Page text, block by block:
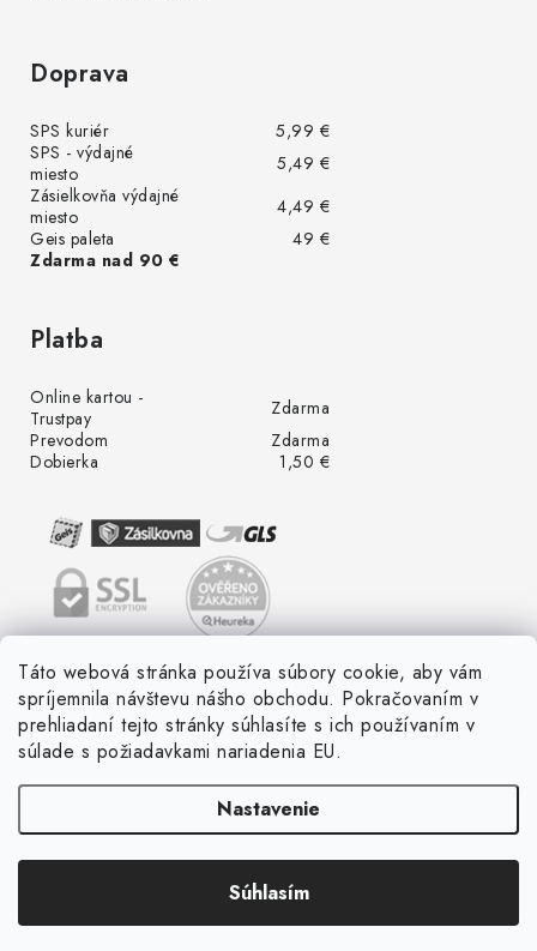
Táto webová stránka používa súbory cookie, aby vám
spríjemnila návštevu nášho obchodu. Pokračovaním v
prehliadaní tejto stránky súhlasíte s ich používaním v
súlade s požiadavkami nariadenia EU.
Nastavenie
Súhlasím
Doprava
SPS kuriér
5,99 €
SPS - výdajné
miesto
5,49 €
Zásielkovňa výdajné
miesto
4,49 €
Geis paleta
49 €
Zdarma nad 90 €
Platba
Online kartou -
Trustpay
Zdarma
Prevodom
Zdarma
Dobierka
1,50 €
LED ME GROW. Všetky práva vyhradené.